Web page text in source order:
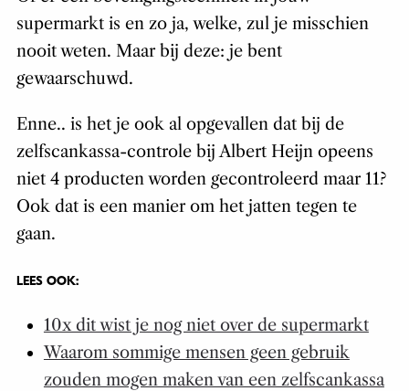
supermarkt is en zo ja, welke, zul je misschien
nooit weten. Maar bij deze: je bent
gewaarschuwd.
Enne.. is het je ook al opgevallen dat bij de
zelfscankassa-controle bij Albert Heijn opeens
niet 4 producten worden gecontroleerd maar 11?
Ook dat is een manier om het jatten tegen te
gaan.
LEES OOK:
10x dit wist je nog niet over de supermarkt
Waarom sommige mensen geen gebruik
zouden mogen maken van een zelfscankassa